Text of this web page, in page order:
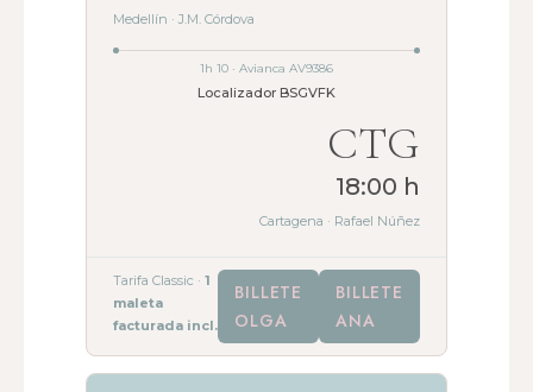
Medellín · J.M. Córdova
1h 10 · Avianca AV9386
Localizador BSGVFK
CTG
18:00 h
Cartagena · Rafael Núñez
Tarifa Classic · 1
maleta
facturada incl.
BILLETE
OLGA
BILLETE
ANA